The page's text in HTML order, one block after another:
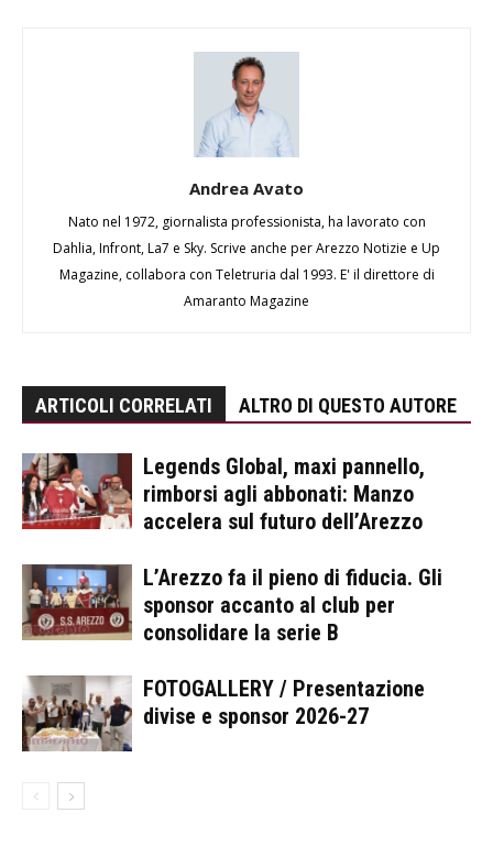
Andrea Avato
Nato nel 1972, giornalista professionista, ha lavorato con
Dahlia, Infront, La7 e Sky. Scrive anche per Arezzo Notizie e Up
Magazine, collabora con Teletruria dal 1993. E' il direttore di
Amaranto Magazine
ARTICOLI CORRELATI ALTRO DI QUESTO AUTORE
Legends Global, maxi pannello,
rimborsi agli abbonati: Manzo
accelera sul futuro dell’Arezzo
L’Arezzo fa il pieno di fiducia. Gli
sponsor accanto al club per
consolidare la serie B
FOTOGALLERY / Presentazione
divise e sponsor 2026-27